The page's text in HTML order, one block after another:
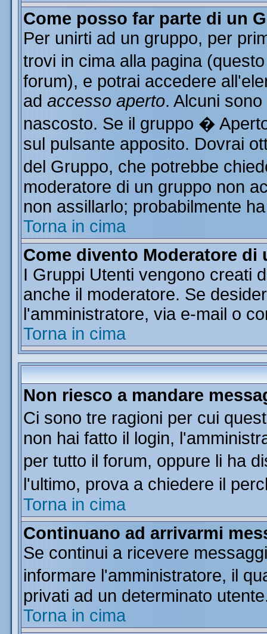
Come posso far parte di un
Per unirti ad un gruppo, per
trovi in cima alla pagina
forum), e potrai accedere
ad accesso aperto. Alcuni
nascosto. Se il gruppo �
sul pulsante apposito. Dovrai
del Gruppo, che potrebbe
moderatore di un gruppo non
non assillarlo; probabilmente
Torna in cima
Come divento Moderatore di
I Gruppi Utenti vengono creati
anche il moderatore. Se
l'amministratore, via e-mail o
Torna in cima
Non riesco a mandare
Ci sono tre ragioni per cui
non hai fatto il login,
per tutto il forum, oppure li ha
l'ultimo, prova a chiedere il
Torna in cima
Continuano ad arrivarmi
Se continui a ricevere
informare l'amministratore, il
privati ad un determinato
Torna in cima